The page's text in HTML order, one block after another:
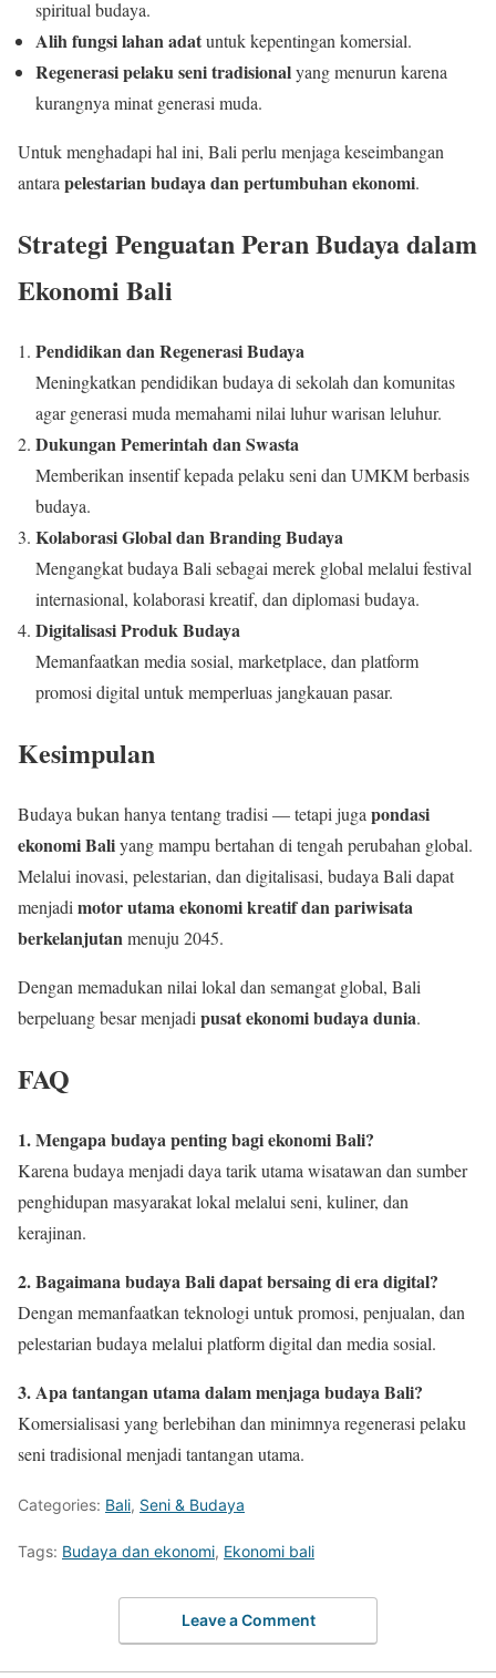
spiritual budaya.
Alih fungsi lahan adatuntuk kepentingan komersial.
Regenerasi pelaku seni tradisionalyang menurun karena
kurangnya minat generasi muda.
Untuk menghadapi hal ini, Bali perlu menjaga keseimbangan
antara pelestarian budaya dan pertumbuhan ekonomi.
Strategi Penguatan Peran Budaya dalam
Ekonomi Bali
Pendidikan dan Regenerasi Budaya
Meningkatkan pendidikan budaya di sekolah dan komunitas
agar generasi muda memahami nilai luhur warisan leluhur.
Dukungan Pemerintah dan Swasta
Memberikan insentif kepada pelaku seni dan UMKM berbasis
budaya.
Kolaborasi Global dan Branding Budaya
Mengangkat budaya Bali sebagai merek global melalui festival
internasional, kolaborasi kreatif, dan diplomasi budaya.
Digitalisasi Produk Budaya
Memanfaatkan media sosial, marketplace, dan platform
promosi digital untuk memperluas jangkauan pasar.
Kesimpulan
Budaya bukan hanya tentang tradisi — tetapi juga pondasi
ekonomi Baliyang mampu bertahan di tengah perubahan global.
Melalui inovasi, pelestarian, dan digitalisasi, budaya Bali dapat
menjadi motor utama ekonomi kreatif dan pariwisata
berkelanjutanmenuju 2045.
Dengan memadukan nilai lokal dan semangat global, Bali
berpeluang besar menjadi pusat ekonomi budaya dunia.
FAQ
1. Mengapa budaya penting bagi ekonomi Bali?
Karena budaya menjadi daya tarik utama wisatawan dan sumber
penghidupan masyarakat lokal melalui seni, kuliner, dan
kerajinan.
2. Bagaimana budaya Bali dapat bersaing di era digital?
Dengan memanfaatkan teknologi untuk promosi, penjualan, dan
pelestarian budaya melalui platform digital dan media sosial.
3. Apa tantangan utama dalam menjaga budaya Bali?
Komersialisasi yang berlebihan dan minimnya regenerasi pelaku
seni tradisional menjadi tantangan utama.
Categories: Bali, Seni & Budaya
Tags: Budaya dan ekonomi, Ekonomi bali
Leave a Comment